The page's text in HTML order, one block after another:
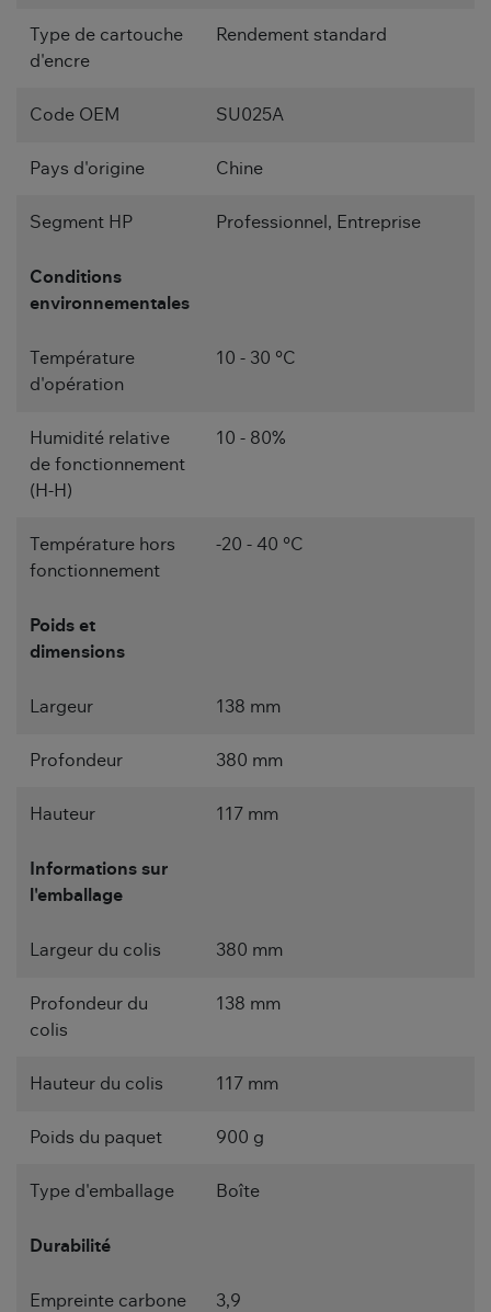
Type de cartouche
d'encre
Rendement standard
Code OEM SU025A
Pays d'origine Chine
Segment HP Professionnel, Entreprise
Conditions
environnementales
Température
d'opération
10 - 30 °C
Humidité relative
de fonctionnement
(H-H)
10 - 80%
Température hors
fonctionnement
-20 - 40 °C
Poids et
dimensions
Largeur 138 mm
Profondeur 380 mm
Hauteur 117 mm
Informations sur
l'emballage
Largeur du colis 380 mm
Profondeur du
colis
138 mm
Hauteur du colis 117 mm
Poids du paquet 900 g
Type d'emballage Boîte
Durabilité
Empreinte carbone
3,9